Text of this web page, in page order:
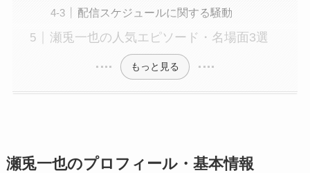
配信スケジュールに関する騒動
瀬兎一也の人気エピソード・名場面3選
もっと見る
瀬兎一也のプロフィール・基本情報